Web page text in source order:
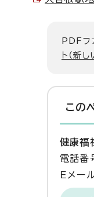
PDFフ
ト（新
この
健康福
電話
Eメ